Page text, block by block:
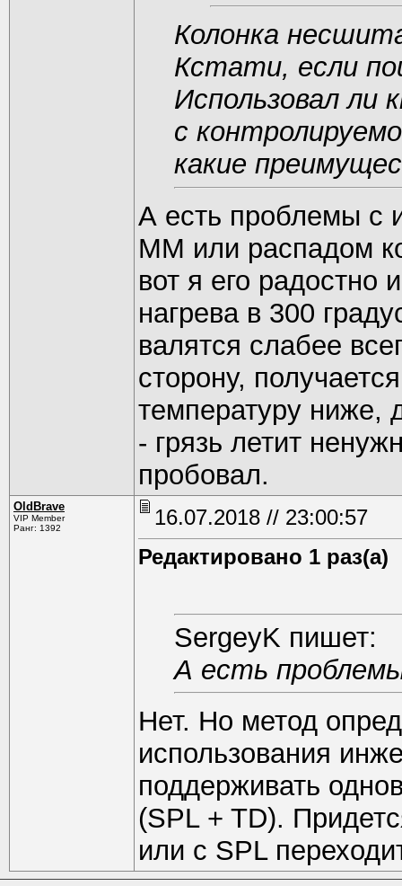
Колонка
Кстати, если
Использовал ли
с
какие
А есть проблемы с
ММ или распадом
вот я его радостно
нагрева в 300
валятся слабее
сторону,
температуру ниже,
- грязь летит
пробовал.
OldBrave
VIP Member
Ранг: 1392
16.07.2018 // 23:00:57
Редактировано 1 раз(а)
SergeyK пишет:
А есть
Нет. Но метод
использования
поддерживать
(SPL + TD).
или с SPL